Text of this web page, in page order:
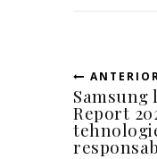
Samsung
Report